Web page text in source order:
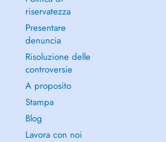
riservatezza
Presentare
denuncia
Risoluzione delle
controversie
A proposito
Stampa
Blog
Lavora con noi